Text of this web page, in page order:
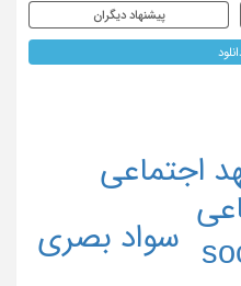
پیشنهاد دیگران
اجتماعی
سواد بصری